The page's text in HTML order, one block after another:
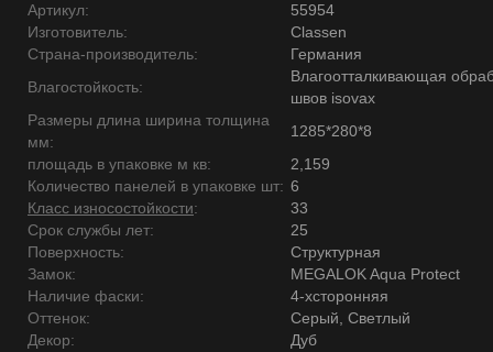
Артикул:
55954
Изготовитель:
Classen
Страна-производитель:
Германия
Влагостойкость:
Влагоотталкивающая
швов isovax
Размеры длина ширина толщина
мм:
1285*280*8
площадь в упаковке м кв:
2,159
Количество панелей в упаковке шт: 6
Класс износостойкости:
33
Срок службы лет:
25
Поверхность:
Структурная
Замок:
MEGALOK Aqua Protect
Наличие фаски:
4-хсторонняя
Оттенок:
Серый, Светлый
Декор:
Дуб